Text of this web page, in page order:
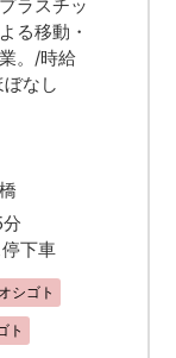
ラスチッ
る移動・
。/時給
なし
下車
シゴト
ト